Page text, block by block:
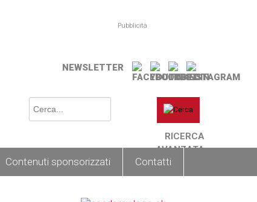
Pubblicità
NEWSLETTER
RICERCA
AVANZATA
Contenuti sponsorizzati Contatti